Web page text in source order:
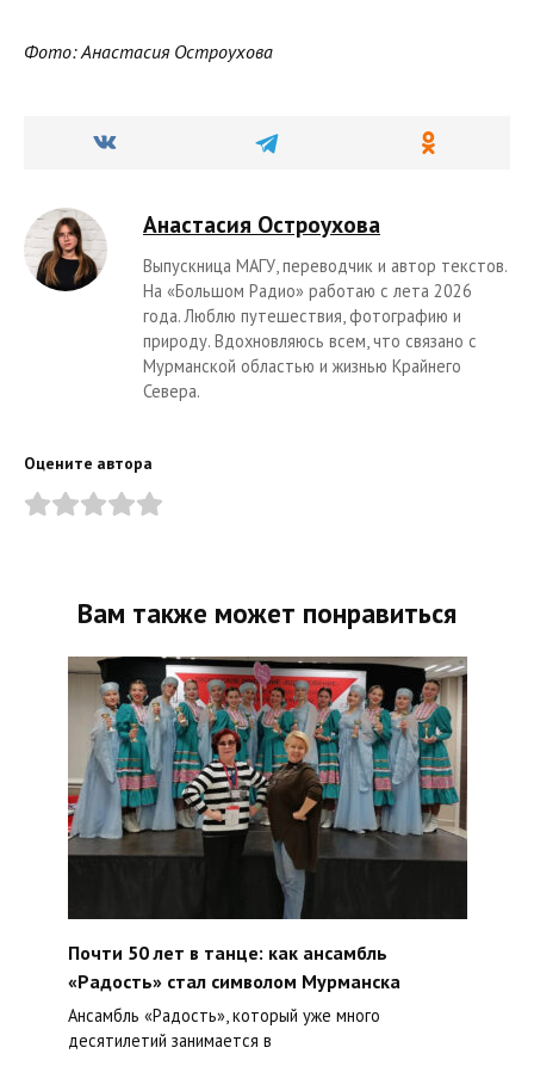
Фото: Анастасия Остроухова
Анастасия Остроухова
Выпускница МАГУ, переводчик и автор текстов.
На «Большом Радио» работаю с лета 2026
года. Люблю путешествия, фотографию и
природу. Вдохновляюсь всем, что связано с
Мурманской областью и жизнью Крайнего
Севера.
Оцените автора
Вам также может понравиться
Почти 50 лет в танце: как ансамбль
«Радость» стал символом Мурманска
Ансамбль «Радость», который уже много
десятилетий занимается в